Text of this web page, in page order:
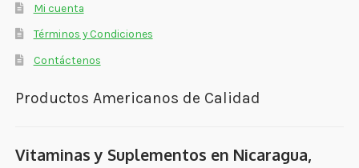
Mi cuenta
Términos y Condiciones
Contáctenos
Productos Americanos de Calidad
Vitaminas y Suplementos en Nicaragua,